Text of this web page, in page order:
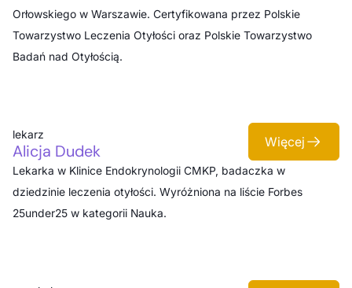
Orłowskiego w Warszawie. Certyfikowana przez Polskie
Towarzystwo Leczenia Otyłości oraz Polskie Towarzystwo
Badań nad Otyłością.
Alicja Dudek
lekarz Więcej
Lekarka w Klinice Endokrynologii CMKP, badaczka w
dziedzinie leczenia otyłości. Wyróżniona na liście Forbes
25under25 w kategorii Nauka.